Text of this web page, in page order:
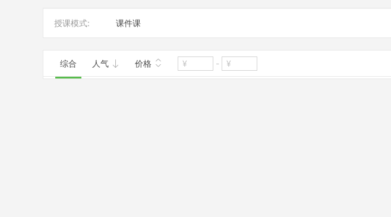
授课模式: 课件课
综合 人气 价格 -